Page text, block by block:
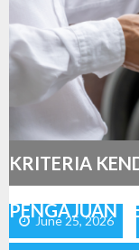
KRITERIA
PENGAJUAN
June 25, 2026